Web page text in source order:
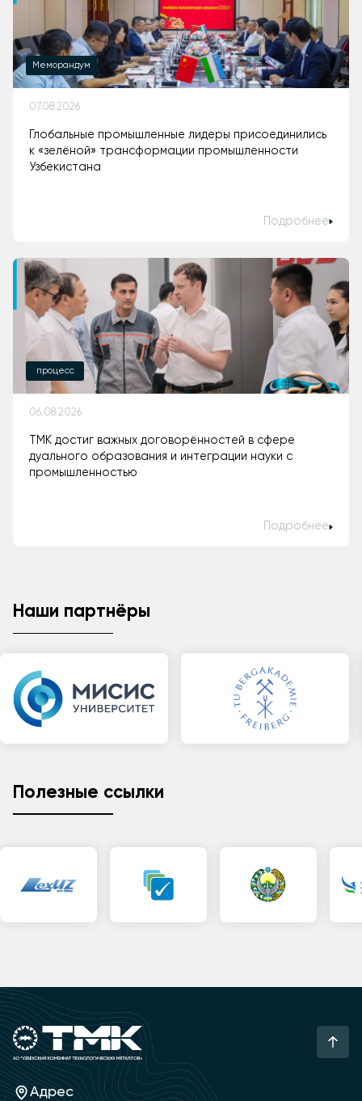
Меморандум
07.08.2026
Глобальные промышленные лидеры присоединились
к «зелёной» трансформации промышленности
Узбекистана
Подробнее
процесс
06.08.2026
ТМК достиг важных договорённостей в сфере
дуального образования и интеграции науки с
промышленностью
Подробнее
Наши партнёры
Полезные ссылки
Адрес